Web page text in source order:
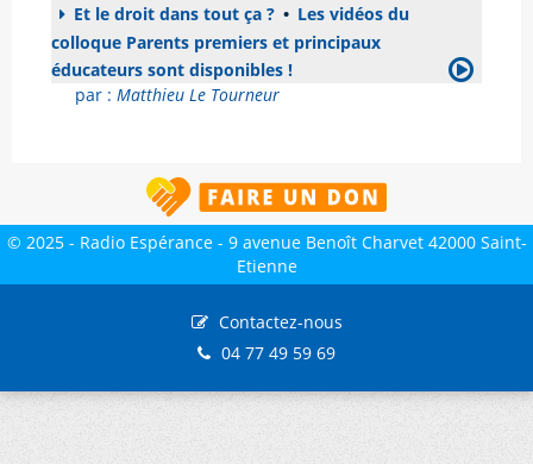
Et le droit dans tout ça ? • Les vidéos du
colloque Parents premiers et principaux
éducateurs sont disponibles !
par : Matthieu Le Tourneur
© 2025 - Radio Espérance - 9 avenue Benoît Charvet 42000 Saint-
Etienne
Contactez-nous
04 77 49 59 69